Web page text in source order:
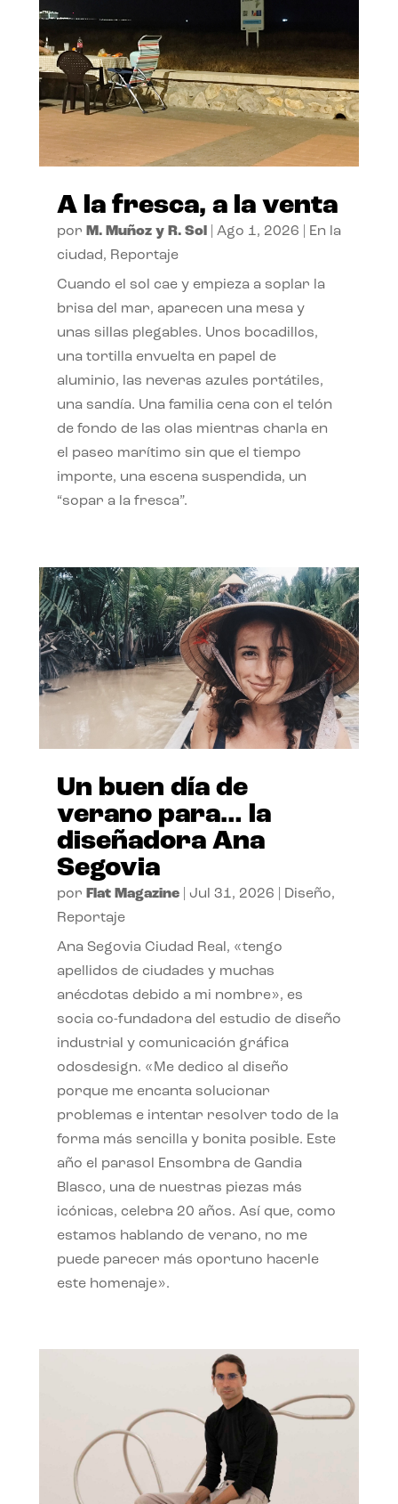
A la fresca, a la venta
por M. Muñoz y R. Sol| Ago 1, 2026
En la
ciudad, Reportaje
Cuando el sol cae y empieza a soplar la
brisa del mar, aparecen una mesa y
unas sillas plegables. Unos bocadillos,
una tortilla envuelta en papel de
aluminio, las neveras azules portátiles,
una sandía. Una familia cena con el telón
de fondo de las olas mientras charla en
el paseo marítimo sin que el tiempo
importe, una escena suspendida, un
“sopar a la fresca”.
Un buen día de
verano para… la
diseñadora Ana
Segovia
por Flat Magazine| Jul 31, 2026 Diseño,
Reportaje
Ana Segovia Ciudad Real, «tengo
apellidos de ciudades y muchas
anécdotas debido a mi nombre», es
socia co-fundadora del estudio de diseño
industrial y comunicación gráfica
odosdesign. «Me dedico al diseño
porque me encanta solucionar
problemas e intentar resolver todo de la
forma más sencilla y bonita posible. Este
año el parasol Ensombra de Gandia
Blasco, una de nuestras piezas más
icónicas, celebra 20 años. Así que, como
estamos hablando de verano, no me
puede parecer más oportuno hacerle
este homenaje».